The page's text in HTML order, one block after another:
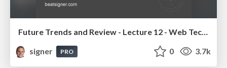
signer
PRO 0 3.7k